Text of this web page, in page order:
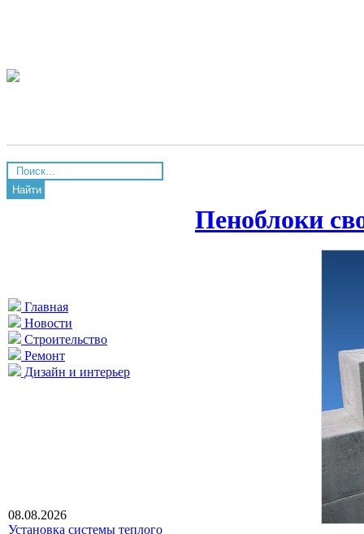
Найти
Главная
Новости
Строительство
Ремонт
Дизайн и интерьер
08.08.2026
Установка системы теплого
Пеноблоки